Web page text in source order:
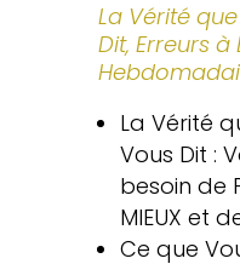
La Vérité
Dit, Erreurs à
La Vérité
Vous Dit :
besoin de
MIEUX et
Ce que